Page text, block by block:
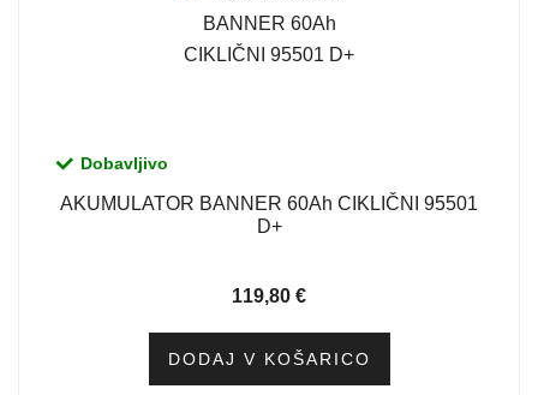
Dobavljivo
AKUMULATOR BANNER 60Ah CIKLIČNI 95501
D+
119,80 €
DODAJ V KOŠARICO